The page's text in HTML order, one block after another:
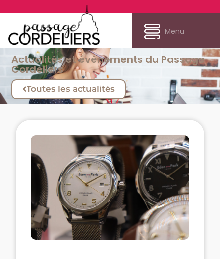
Menu
Actualités et évènements du Passage
Cordeliers
Toutes les actualités